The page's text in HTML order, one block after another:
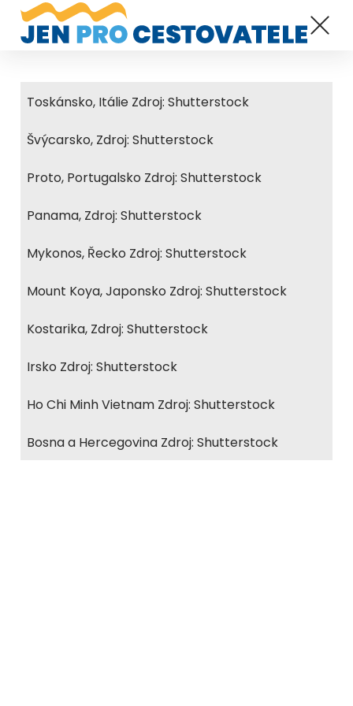
Toskánsko, Itálie Zdroj: Shutterstock
Švýcarsko, Zdroj: Shutterstock
Proto, Portugalsko Zdroj: Shutterstock
Panama, Zdroj: Shutterstock
Mykonos, Řecko Zdroj: Shutterstock
Mount Koya, Japonsko Zdroj: Shutterstock
Kostarika, Zdroj: Shutterstock
Irsko Zdroj: Shutterstock
Ho Chi Minh Vietnam Zdroj: Shutterstock
Bosna a Hercegovina Zdroj: Shutterstock